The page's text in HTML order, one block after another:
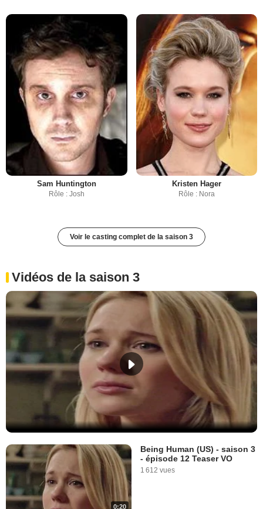
Sam Huntington
Rôle : Josh
Kristen Hager
Rôle : Nora
Voir le casting complet de la saison 3
Vidéos de la saison 3
0:20
Being Human (US) - saison 3
- épisode 12 Teaser VO
1 612 vues